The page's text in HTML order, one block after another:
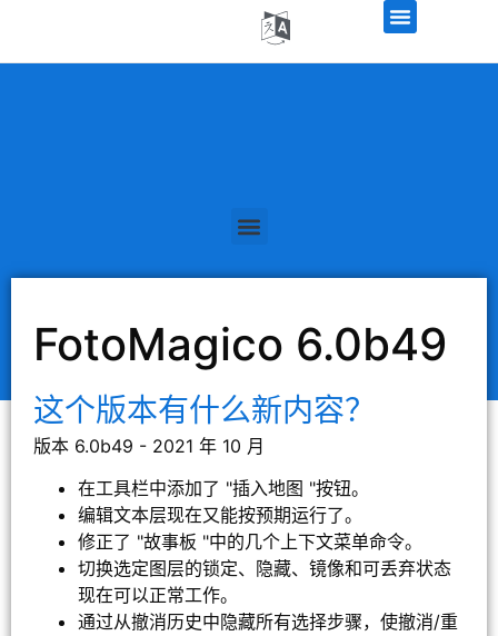
FotoMagico 6.0b49
这个版本有什么新内容？
版本 6.0b49 - 2021 年 10 月
在工具栏中添加了 "插入地图 "按钮。
编辑文本层现在又能按预期运行了。
修正了 "故事板 "中的几个上下文菜单命令。
切换选定图层的锁定、隐藏、镜像和可丢弃状态
现在可以正常工作。
通过从撤消历史中隐藏所有选择步骤，使撤消/重